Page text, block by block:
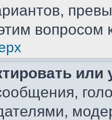
вопросом